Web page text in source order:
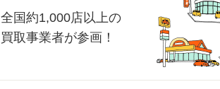
全国約1,000店以上の
買取事業者が参画！